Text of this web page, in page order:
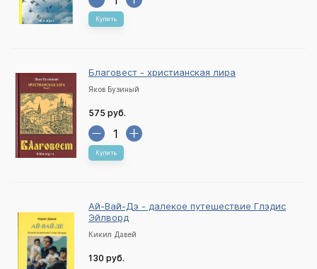
Купить
Благовест - христианская лира
Яков Бузиный
575 руб.
Купить
Ай-Вай-Дэ - далекое путешествие Глэдис
Эйлворд
Кикил Давей
130 руб.